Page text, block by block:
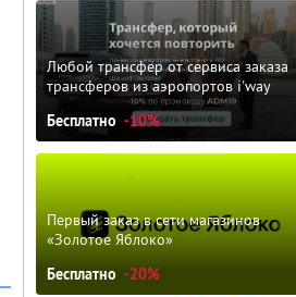
Любой трансфер от сервиса заказа
трансферов из аэропортов i'way
Бесплатно -10%
Первый заказ в сети магазинов
«Золотое Яблоко»
Бесплатно -20%